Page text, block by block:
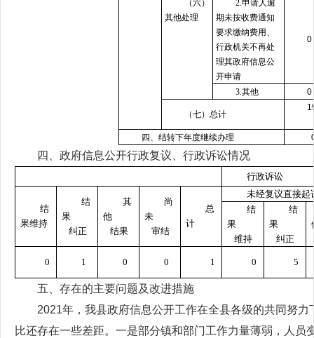
（六）
其他处理
2.申请人逾
期未按收费通知
要求缴纳费用、
行政机关不再处
理其政府信息公
开申请
3.其他
（七）总计
四、结转下年度继续办理
四、政府信息公开行政复议、行政诉讼情况
行政诉讼
结
果维持
结
果
纠正
其
他
结果
尚
未
审结
总
计
未经复议直接起
结
果
维持
结
果
纠正
0 1 0 0 1 0 5
五、存在的主要问题及改进措施
2021年，我县政府信息公开工作在全县各级的共同努
比还存在一些差距。一是部分镇和部门工作力量薄弱，人